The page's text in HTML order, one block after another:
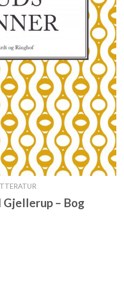
Gjellerup – Bog